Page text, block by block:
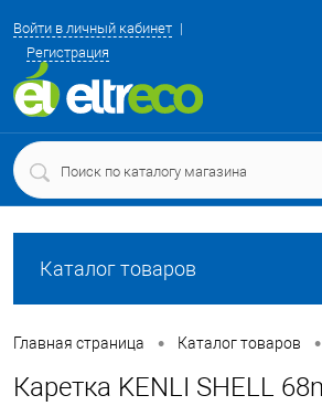
Войти в личный кабинет
Регистрация
Каталог товаров
Главная страница • Каталог товаров •
Каретка KENLI SHELL